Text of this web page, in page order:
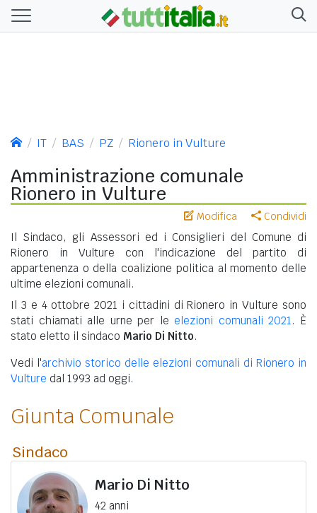
IT BAS PZ Rionero in Vulture
Amministrazione comunale
Rionero in Vulture
Modifica Condividi
Il Sindaco, gli Assessori ed i Consiglieri del Comune di
Rionero in Vulture con l'indicazione del partito di
appartenenza o della coalizione politica al momento delle
ultime elezioni comunali.
Il 3 e 4 ottobre 2021 i cittadini di Rionero in Vulture sono
stati chiamati alle urne per le elezioni comunali 2021 . È
stato eletto il sindaco Mario Di Nitto.
Vedi l'archivio storico delle elezioni comunali di Rionero in
Vulture dal 1993 ad oggi.
Giunta Comunale
Sindaco
Mario Di Nitto
42 anni